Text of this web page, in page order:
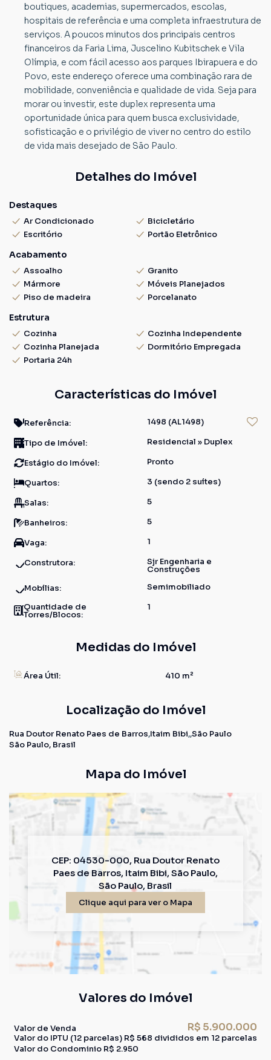
boutiques, academias, supermercados, escolas,
hospitais de referência e uma completa infraestrutura de
serviços. A poucos minutos dos principais centros
financeiros da Faria Lima, Juscelino Kubitschek e Vila
Olímpia, e com fácil acesso aos parques Ibirapuera e do
Povo, este endereço oferece uma combinação rara de
mobilidade, conveniência e qualidade de vida. Seja para
morar ou investir, este duplex representa uma
oportunidade única para quem busca exclusividade,
sofisticação e o privilégio de viver no centro do estilo
de vida mais desejado de São Paulo.
Detalhes do Imóvel
Destaques
Ar Condicionado
Bicicletário
Escritório
Portão Eletrônico
Acabamento
Assoalho
Granito
Mármore
Móveis Planejados
Piso de madeira
Porcelanato
Estrutura
Cozinha
Cozinha Independente
Cozinha Planejada
Dormitório Empregada
Portaria 24h
Características do Imóvel
Referência: 1498 (AL1498)
Tipo de Imóvel: Residencial » Duplex
Estágio do Imóvel: Pronto
Quartos: 3 (sendo 2 suítes)
Salas: 5
Banheiros: 5
Vaga: 1
Construtora: Sjr Engenharia e
Construções
Mobílias:
Semimobiliado
Quantidade de
Torres/Blocos:
1
Medidas do Imóvel
Área Útil: 410 m²
Localização do Imóvel
Rua Doutor Renato Paes de Barros Itaim Bibi São Paulo
São Paulo, Brasil
Mapa do Imóvel
CEP: 04530-000, Rua Doutor Renato
Paes de Barros, Itaim Bibi, São Paulo,
São Paulo, Brasil
Clique aqui para ver o Mapa
Valores do Imóvel
R$ 5.900.000
Valor de Venda
Valor do IPTU (12 parcelas) R$ 568 divididos em 12 parcelas
Valor do Condominio R$ 2.950